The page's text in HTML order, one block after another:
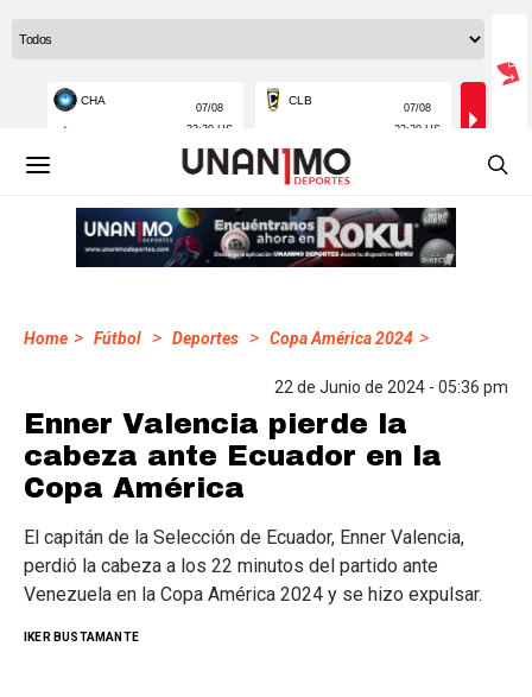
Home > Fútbol > Deportes > Copa América 2024 >
22 de Junio de 2024 - 05:36 pm
Enner Valencia pierde la
cabeza ante Ecuador en la
Copa América
El capitán de la Selección de Ecuador, Enner Valencia,
perdió la cabeza a los 22 minutos del partido ante
Venezuela en la Copa América 2024 y se hizo expulsar.
IKER BUSTAMANTE